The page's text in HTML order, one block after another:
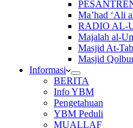
Ma’had ‘Ali
RADIO AL-
Majalah al-
Masjid At-
Masjid
Informasi
BERITA
Info YBM
Pengetahuan
YBM Peduli
MUALLAF